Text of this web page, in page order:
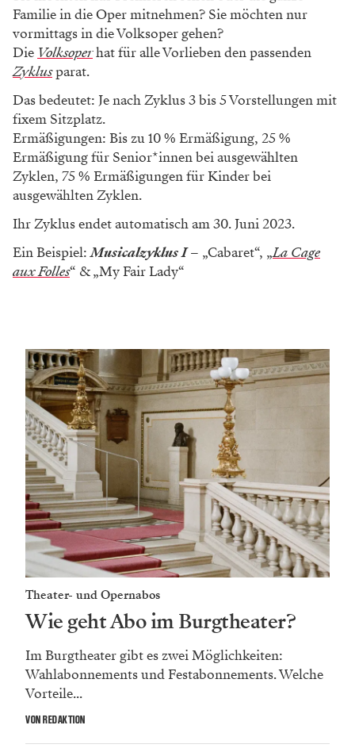
Familie in die Oper mitnehmen? Sie möchten nur
vormittags in die Volksoper gehen?
Die Volksoperhat für alle Vorlieben den passenden
Zyklusparat.
Das bedeutet: Je nach Zyklus 3 bis 5 Vorstellungen mit
fixem Sitzplatz.
Ermäßigungen: Bis zu 10 % Ermäßigung, 25 %
Ermäßigung für Senior*innen bei ausgewählten
Zyklen, 75 % Ermäßigungen für Kinder bei
ausgewählten Zyklen.
Ihr Zyklus endet automatisch am 30. Juni 2023.
Ein Beispiel:Musicalzyklus I– „Cabaret“, „La Cage
aux Folles“ & „My Fair Lady“
Theater- und Opernabos
Wie geht Abo im Burgtheater?
Im Burgtheater gibt es zwei Möglichkeiten:
Wahlabonnements und Festabonnements. Welche
Vorteile...
VON REDAKTION